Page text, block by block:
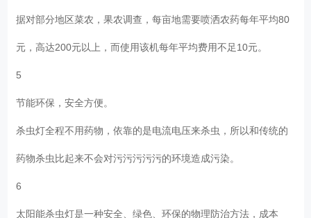
据对部分地区菜农，果农调查，每亩地需要喷洒农药每年平均80
元，高达200元以上，而使用该机每年平均费用不足10元。
5
节能环保，安全方便。
杀虫灯全程不用药物，依靠的是电流电压来杀虫，所以和传统的
药物杀虫比起来不会对污污污污污的环境造成污染。
6
太阳能杀虫灯是一种安全、绿色、环保的物理防治方法，成本